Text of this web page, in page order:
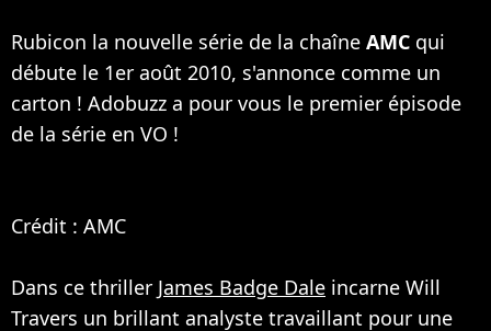
Rubicon la nouvelle série de la chaîne AMC qui
débute le 1er août 2010, s'annonce comme un
carton ! Adobuzz a pour vous le premier épisode
de la série en VO !
Crédit : AMC
Dans ce thriller James Badge Dale incarne Will
Travers un brillant analyste travaillant pour une